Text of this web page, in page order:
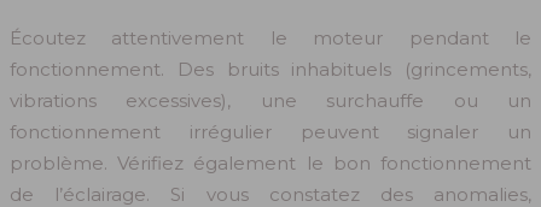
Écoutez attentivement le moteur pendant le
fonctionnement. Des bruits inhabituels (grincements,
vibrations excessives), une surchauffe ou un
fonctionnement irrégulier peuvent signaler un
problème. Vérifiez également le bon fonctionnement
de l’éclairage. Si vous constatez des anomalies,